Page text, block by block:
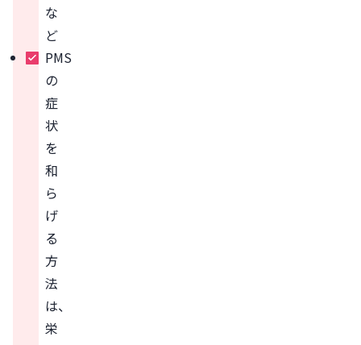
な
ど
PMS
の
症
状
を
和
ら
げ
る
方
法
は、
栄